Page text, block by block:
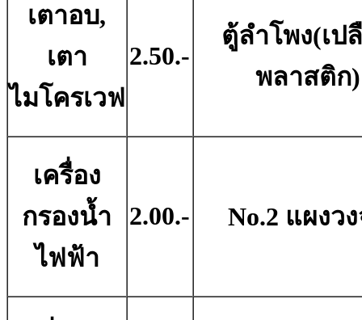
เตาอบ,
เตา
ไมโครเวฟ
2.50.-
ตู้ลำโพง(เป
พลาสติก)
เครื่อง
กรองน้ำ
ไฟฟ้า
2.00.- No.2 แผงว